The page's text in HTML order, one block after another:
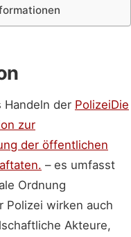
Handeln der PolizeiDie
zur
der öffentlichen
– es umfasst
Ordnung
Polizei wirken auch
Akteure,